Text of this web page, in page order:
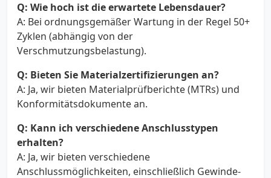
Q: Wie hoch ist die erwartete Lebensdauer?
A: Bei ordnungsgemäßer Wartung in der Regel 50+
Zyklen (abhängig von der
Verschmutzungsbelastung).
Q: Bieten Sie Materialzertifizierungen an?
A: Ja, wir bieten Materialprüfberichte (MTRs) und
Konformitätsdokumente an.
Q: Kann ich verschiedene Anschlusstypen
erhalten?
A: Ja, wir bieten verschiedene
Anschlussmöglichkeiten, einschließlich Gewinde-